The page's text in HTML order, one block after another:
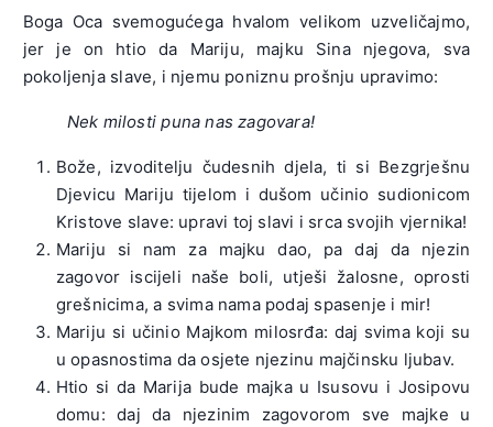
Boga Oca svemogućega hvalom velikom uzveličajmo,
jer je on htio da Mariju, majku Sina njegova, sva
pokoljenja slave, i njemu poniznu prošnju upravimo:
Nek milosti puna nas zagovara!
Bože, izvoditelju čudesnih djela, ti si Bezgrješnu
Djevicu Mariju tijelom i dušom učinio sudionicom
Kristove slave: upravi toj slavi i srca svojih vjernika!
Mariju si nam za majku dao, pa daj da njezin
zagovor iscijeli naše boli, utješi žalosne, oprosti
grešnicima, a svima nama podaj spasenje i mir!
Mariju si učinio Majkom milosrđa: daj svima koji su
u opasnostima da osjete njezinu majčinsku ljubav.
Htio si da Marija bude majka u Isusovu i Josipovu
domu: daj da njezinim zagovorom sve majke u